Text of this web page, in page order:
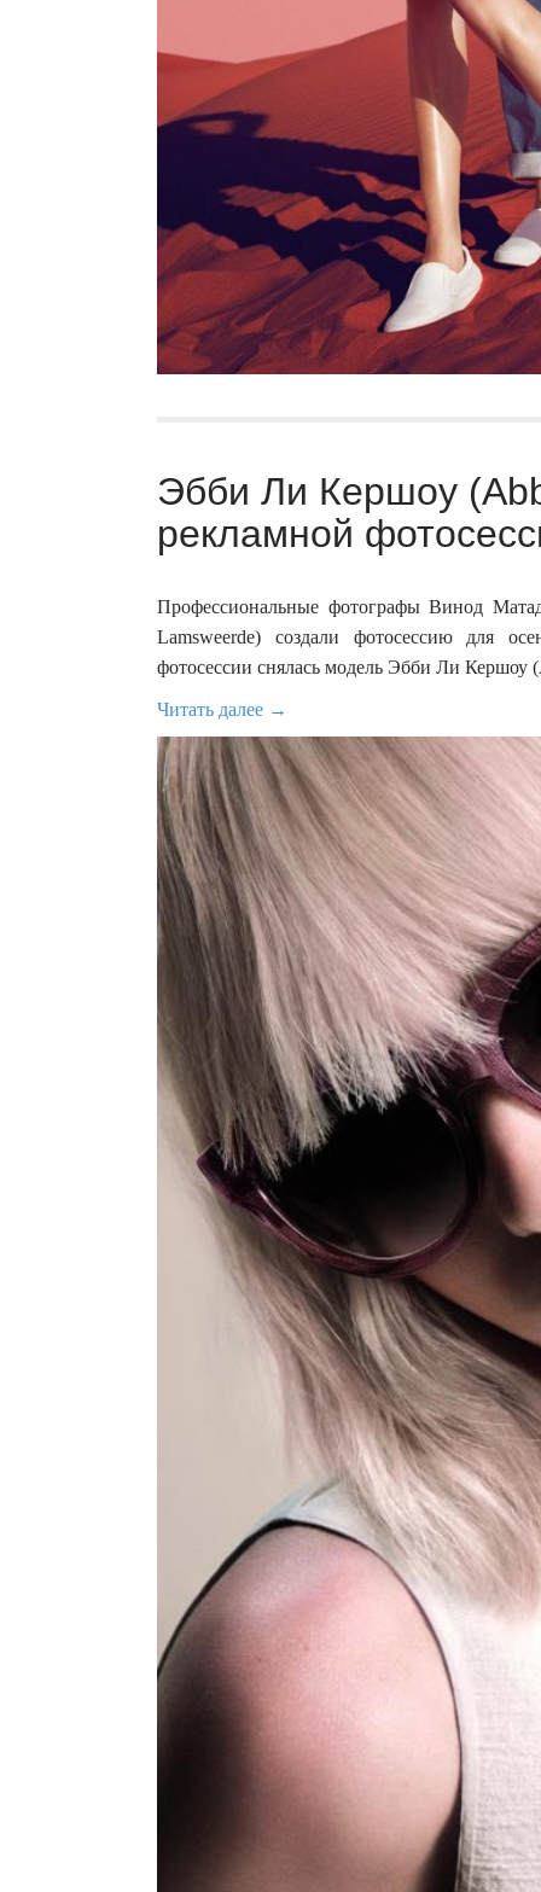
Эбби Ли Кершоу
рекламной
Профессиональные фотографы Винод
Lamsweerde) создали фотосессию для
фотосессии снялась модель Эбби Ли Кершоу
Читать далее →